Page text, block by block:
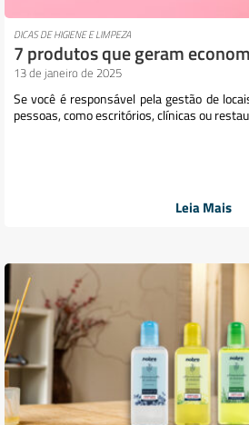
DICAS DE HIGIENE E LIMPEZA
7 produtos que geram
13 de janeiro de 2025
Se você é responsável pela gestão de
pessoas, como escritórios, clínicas ou
Leia Mais